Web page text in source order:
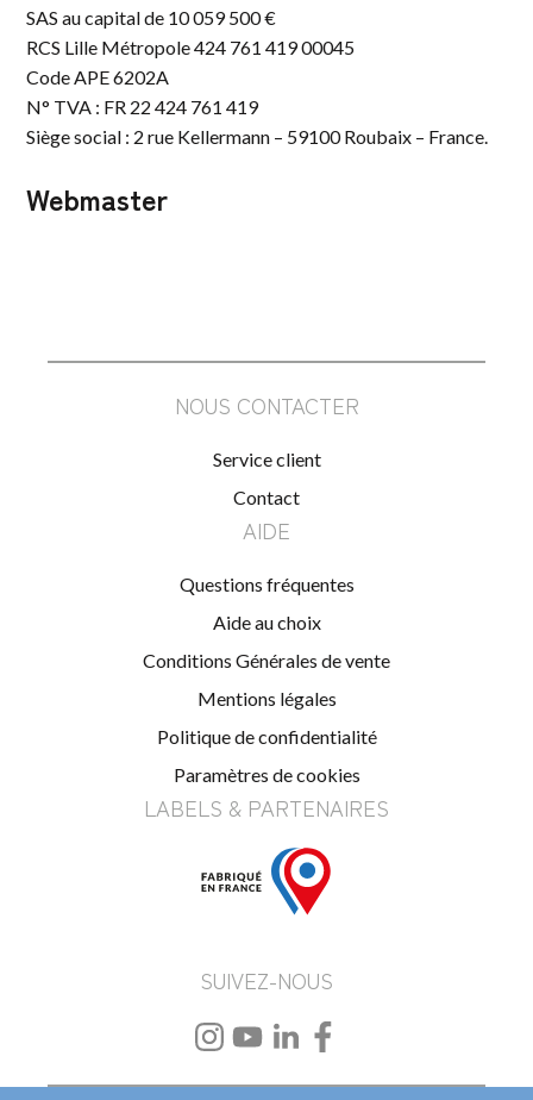
SAS au capital de 10 059 500 €
RCS Lille Métropole 424 761 419 00045
Code APE 6202A
N° TVA : FR 22 424 761 419
Siège social : 2 rue Kellermann – 59100 Roubaix – France.
Webmaster
NOUS CONTACTER
Service client
Contact
AIDE
Questions fréquentes
Aide au choix
Conditions Générales de vente
Mentions légales
Politique de confidentialité
Paramètres de cookies
LABELS & PARTENAIRES
SUIVEZ-NOUS